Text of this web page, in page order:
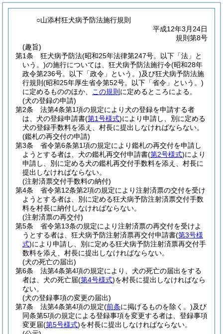
○山添村狂犬病予防法施行規則
平成12年3月24日
規則第8号
(趣旨)
第1条
狂犬病予防法(昭和25年法律第247号。以下「法」と
いう。)の施行については、狂犬病予防法施行令(昭和28年
政令第236号。以下「政令」という。)及び狂犬病予防法施
行規則 (昭和25年厚生省令第52号。以下「省令」という。)
に定めるもののほか、
この規則 に定めるところによる。
(犬の登録の申請)
第2条
法第4条第1項の規定により犬の登録を申請する者
は、犬の登録申請書(第1号様式)により申請し、別に定める
犬の登録手数料を添え、村長に提出しなければならない。
(鑑札の再交付の申請)
第3条
省令第6条第1項の規定により鑑札の再交付を申請し
ようとする者は、犬の鑑札再交付申請書(第2号様式)により
申請し、別に定める犬の鑑札再交付手数料を添え、村長に
提出しなければならない。
(注射済票交付手数料の納付)
第4条
省令第12条第2項の規定により注射済票の交付を受け
ようとする者は、別に定める狂犬病予防注射済票交付手数
料を村長に納付しなければならない。
(注射済票の再交付)
第5条
省令第13条の規定により注射済票の再交付を受けよ
うとする者は、狂犬病予防注射済票再交付申請書(第3号様
式)により申請し、別に定める狂犬病予防注射済票再交付手
数料を添え、村長に提出しなければならない。
(犬の死亡の届出)
第6条
法第4条第4項の規定により、犬の死亡の届出をする
者は、犬の死亡届(第4号様式)を村長に提出しなければなら
ない。
(犬の登録事項の変更の届出)
第7条
法第4条第4項の規定(前条に掲げるものを除く。)及び
同条第5項の規定による登録事項を変更する者は、登録事項
変更届(第5号様式)を村長に提出しなければならない。